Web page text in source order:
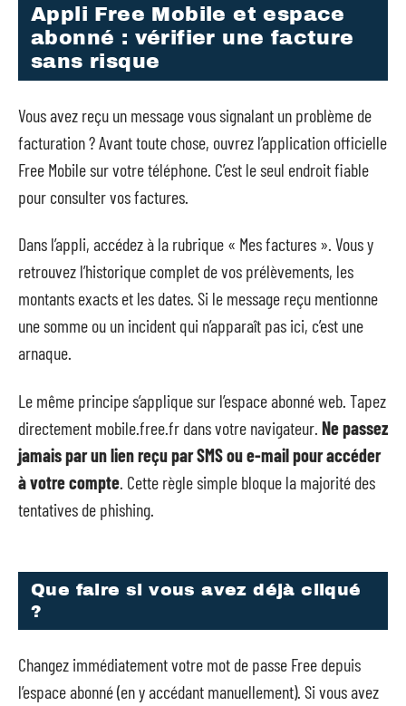
Appli Free Mobile et espace
abonné : vérifier une facture
sans risque
Vous avez reçu un message vous signalant un problème de
facturation ? Avant toute chose, ouvrez l’application officielle
Free Mobile sur votre téléphone. C’est le seul endroit fiable
pour consulter vos factures.
Dans l’appli, accédez à la rubrique « Mes factures ». Vous y
retrouvez l’historique complet de vos prélèvements, les
montants exacts et les dates. Si le message reçu mentionne
une somme ou un incident qui n’apparaît pas ici, c’est une
arnaque.
Le même principe s’applique sur l’espace abonné web. Tapez
directement mobile.free.fr dans votre navigateur. Ne passez
jamais par un lien reçu par SMS ou e-mail pour accéder
à votre compte . Cette règle simple bloque la majorité des
tentatives de phishing.
Que faire si vous avez déjà cliqué
?
Changez immédiatement votre mot de passe Free depuis
l’espace abonné (en y accédant manuellement). Si vous avez